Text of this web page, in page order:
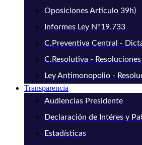
Oposiciones Artículo 39h)
Informes Ley N°19.733
C.Preventiva Central -
C.Resolutiva -
Ley Antimonopolio -
Transparencia
Audiencias Presidente
Declaración de Intéres y
Estadísticas